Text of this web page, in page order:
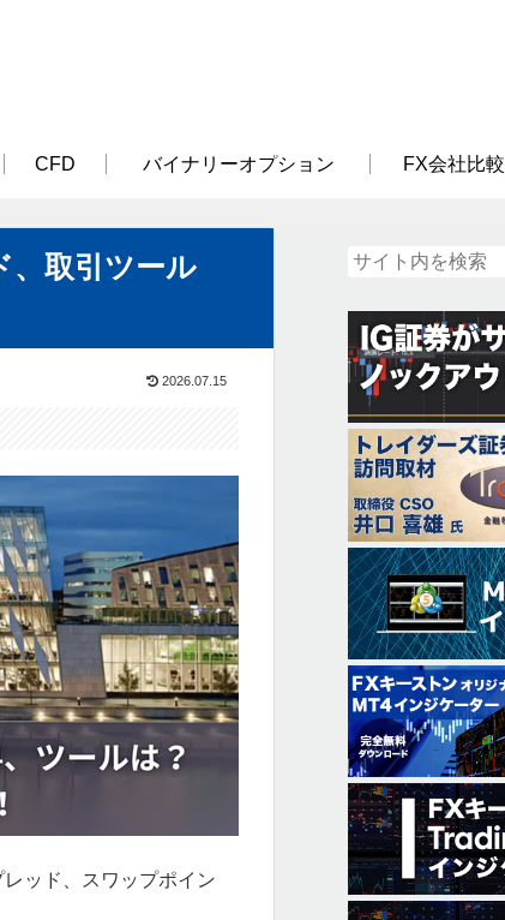
CFD バイナリーオプション FX会社比較
、取引ツール
2026.07.15
ッド、スワップポイン